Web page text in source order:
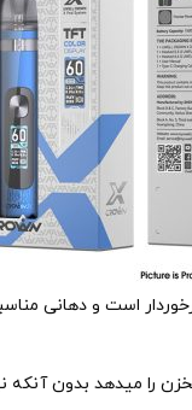
را برخوردار است و
میدهد بدون آنکه